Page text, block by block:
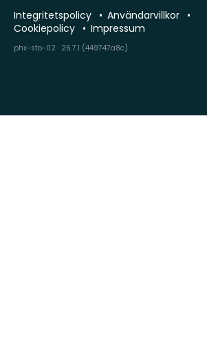
Integritetspolicy
Användarvillkor
Cookiepolicy
Impressum
phx-sto-02 · 26.7.1 (449747a8c)